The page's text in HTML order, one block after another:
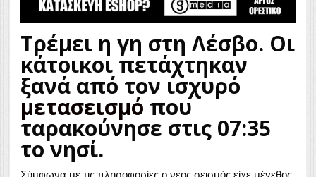
Τρέμει η γη στη Λέσβο. Οι
κάτοικοι πετάχτηκαν
ξανά από τον ισχυρό
μετασεισμό που
ταρακούνησε στις 07:35
το νησί.
Σύμφωνα με τις πληροφορίες ο νέος σεισμός είχε μέγεθος